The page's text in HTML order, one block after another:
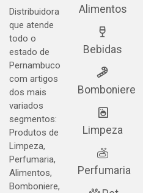
Distribuidora
que atende
todo o
estado de
Pernambuco
com artigos
dos mais
variados
segmentos:
Produtos de
Limpeza,
Perfumaria,
Alimentos,
Bomboniere,
Alimentos
Bebidas
Bomboniere
Limpeza
Perfumaria